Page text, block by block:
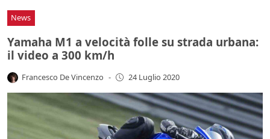
News
Yamaha M1 a velocità folle su strada urbana:
il video a 300 km/h
Francesco De Vincenzo - 24 Luglio 2020